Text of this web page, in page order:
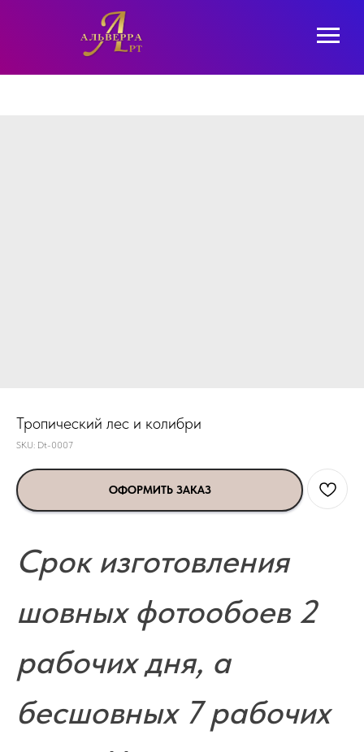
Тропический лес и колибри
SKU: Dt-0007
ОФОРМИТЬ ЗАКАЗ
Срок изготовления
шовных фотообоев 2
рабочих дня, а
бесшовных 7 рабочих